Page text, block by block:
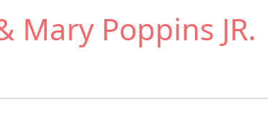
Mary Poppins JR.